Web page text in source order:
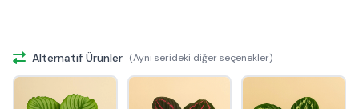
Alternatif Ürünler (Aynı serideki diğer seçenekler)